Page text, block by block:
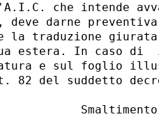
che intende
deve darne
la traduzione
estera. In caso di
e sul foglio
82 del suddetto